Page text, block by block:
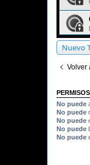
Nuevo
Volver
No puede
No puede
No puede
No puede
No puede